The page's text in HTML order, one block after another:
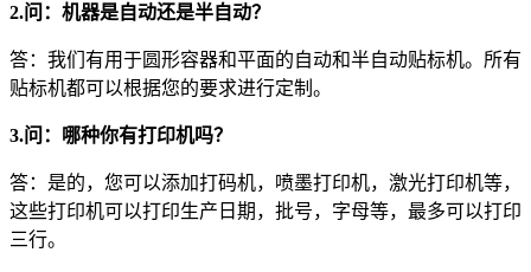
2.问：机器是自动还是半自动？
答：我们有用于圆形容器和平面的自动和半自动贴标机。所有
贴标机都可以根据您的要求进行定制。
3.问：哪种你有打印机吗？
答：是的，您可以添加打码机，喷墨打印机，激光打印机等，
这些打印机可以打印生产日期，批号，字母等，最多可以打印
三行。